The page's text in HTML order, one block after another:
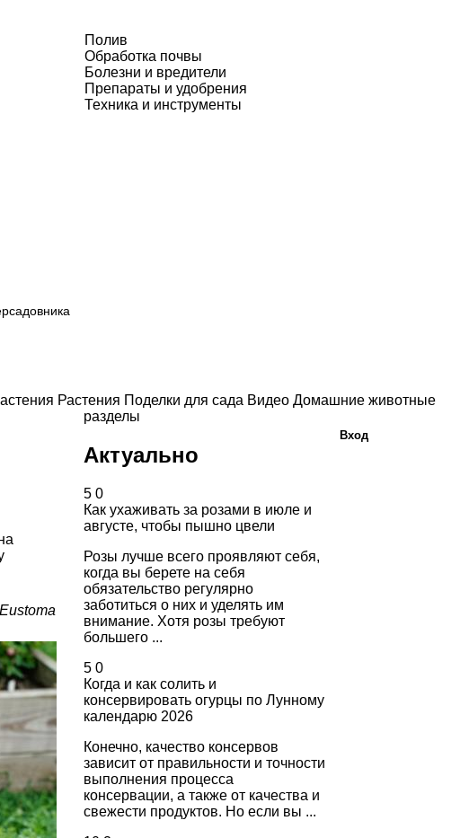
Полив
Обработка почвы
Болезни и вредители
Препараты и удобрения
Техника и инструменты
Растения Поделки для сада Видео Домашние животные
разделы
Актуально
5 0
Как ухаживать за розами в июле и
августе, чтобы пышно цвели
Розы лучше всего проявляют себя,
когда вы берете на себя
обязательство регулярно
заботиться о них и уделять им
внимание. Хотя розы требуют
большего ...
5 0
Когда и как солить и
консервировать огурцы по Лунному
календарю 2026
Конечно, качество консервов
зависит от правильности и точности
выполнения процесса
консервации, а также от качества и
свежести продуктов. Но если вы ...
Вход